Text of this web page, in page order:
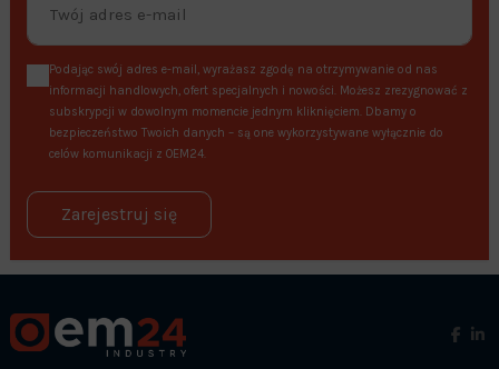
Podając swój adres e-mail, wyrażasz zgodę na otrzymywanie od nas
informacji handlowych, ofert specjalnych i nowości. Możesz zrezygnować z
subskrypcji w dowolnym momencie jednym kliknięciem. Dbamy o
bezpieczeństwo Twoich danych – są one wykorzystywane wyłącznie do
celów komunikacji z OEM24.
Zarejestruj się